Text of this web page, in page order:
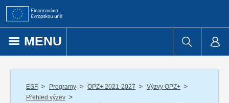
Přejít k obsahu
MENU
ESF / Programy / OPZ+ 2021-2027 / Výzvy OPZ+ /
Přehled výzev /